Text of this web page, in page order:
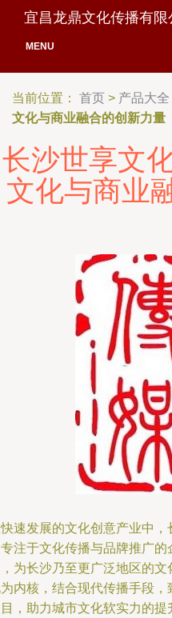
宜昌龙鼎文化传播有限
MENU
当前位置： 首页 > 产品大全
文化与商业融合的创新力量
长沙世享文
文化与商业
速发展的文化创意产业中
注于文化传播与品牌推广
为长沙乃至更广泛地区的
内核，结合现代传播手段
，助力城市文化软实力的提